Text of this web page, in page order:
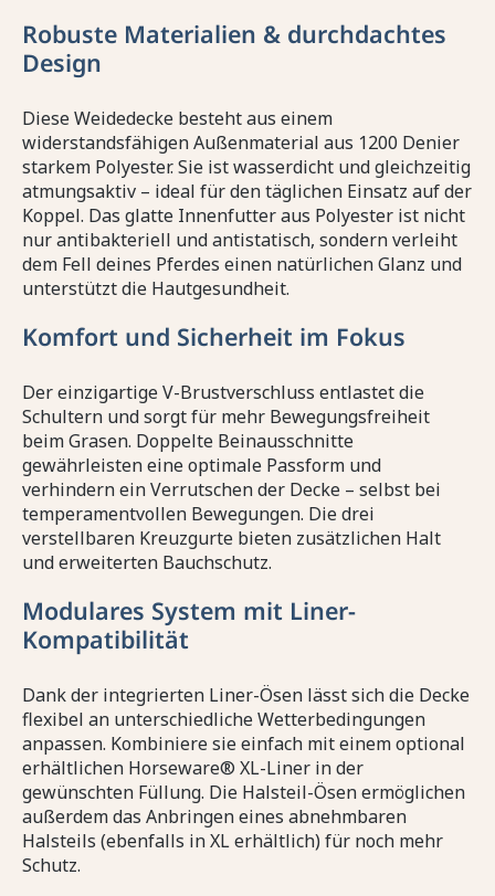
Robuste Materialien & durchdachtes
Design
Diese Weidedecke besteht aus einem
widerstandsfähigen Außenmaterial aus 1200 Denier
starkem Polyester. Sie ist wasserdicht und gleichzeitig
atmungsaktiv – ideal für den täglichen Einsatz auf der
Koppel. Das glatte Innenfutter aus Polyester ist nicht
nur antibakteriell und antistatisch, sondern verleiht
dem Fell deines Pferdes einen natürlichen Glanz und
unterstützt die Hautgesundheit.
Komfort und Sicherheit im Fokus
Der einzigartige V-Brustverschluss entlastet die
Schultern und sorgt für mehr Bewegungsfreiheit
beim Grasen. Doppelte Beinausschnitte
gewährleisten eine optimale Passform und
verhindern ein Verrutschen der Decke – selbst bei
temperamentvollen Bewegungen. Die drei
verstellbaren Kreuzgurte bieten zusätzlichen Halt
und erweiterten Bauchschutz.
Modulares System mit Liner-
Kompatibilität
Dank der integrierten Liner-Ösen lässt sich die Decke
flexibel an unterschiedliche Wetterbedingungen
anpassen. Kombiniere sie einfach mit einem optional
erhältlichen Horseware® XL-Liner in der
gewünschten Füllung. Die Halsteil-Ösen ermöglichen
außerdem das Anbringen eines abnehmbaren
Halsteils (ebenfalls in XL erhältlich) für noch mehr
Schutz.